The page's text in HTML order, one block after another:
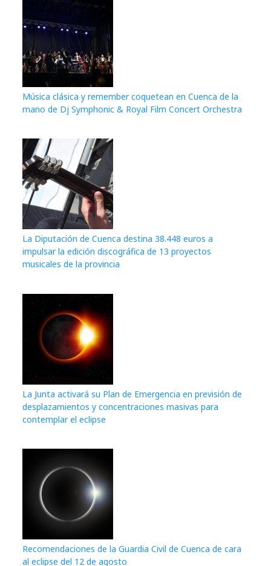
Música clásica y remember coquetean en Cuenca de la
mano de Dj Symphonic & Royal Film Concert Orchestra
La Diputación de Cuenca destina 38.448 euros a
impulsar la edición discográfica de 13 proyectos
musicales de la provincia
La Junta activará su Plan de Emergencia en previsión de
desplazamientos y concentraciones masivas para
contemplar el eclipse
Recomendaciones de la Guardia Civil de Cuenca de cara
al eclipse del 12 de agosto